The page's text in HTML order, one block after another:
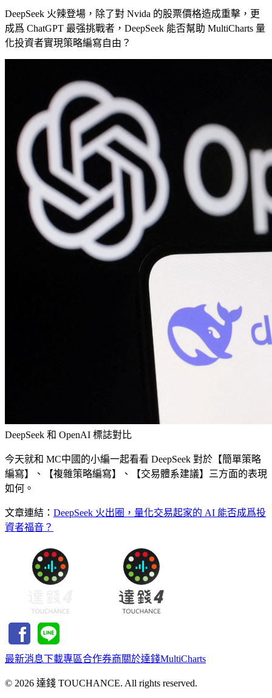
DeepSeek 火辣登場，除了對 Nvida 的股票價格造成重擊，更
成爲 ChatGPT 最强挑戰者，DeepSeek 能否幫助 MultiCharts 量
化投資者實現策略編寫自由？
DeepSeek 和 OpenAI 標誌對比
今天就和 MC中國的小編一起看看 DeepSeek 對於【簡單策略
編寫】、【複雜策略編寫】、【交易體系建議】三方面的表現
如何。
文章連結： DeepSeek 火出圈，量化交易起家的 AI 能否成爲投
資者福音？
最新消息下載專區合作券商關於達錢MultiCharts
© 2026 達錢 TOUCHANCE. All rights reserved.